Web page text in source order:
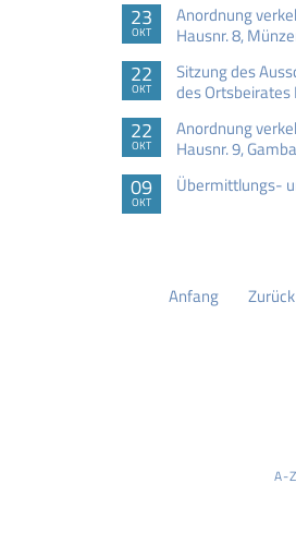
23
OKT
Anordnung
Hausnr. 8,
22
OKT
Sitzung des
des Ortsbeirates
22
OKT
Anordnung
Hausnr. 9,
09
OKT
Übermittlungs-
Anfang Zurück
A-Z